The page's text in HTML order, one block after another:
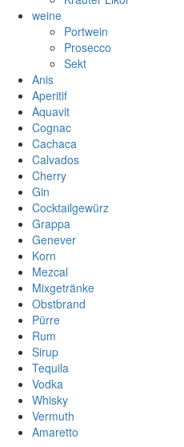
weine
Portwein
Prosecco
Sekt
Anis
Aperitif
Aquavit
Cognac
Cachaca
Calvados
Cherry
Gin
Cocktailgewürz
Grappa
Genever
Korn
Mezcal
Mixgetränke
Obstbrand
Pürre
Rum
Sirup
Tequila
Vodka
Whisky
Vermuth
Amaretto